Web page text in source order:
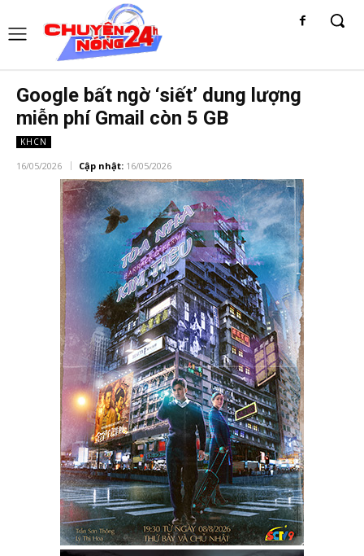
Google bất ngờ ‘siết’ dung lượng
miễn phí Gmail còn 5 GB
KHCN
16/05/2026 Cập nhật: 16/05/2026